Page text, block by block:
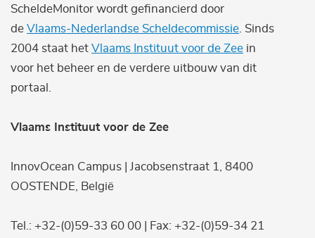
ScheldeMonitor wordt gefinancierd door
de Vlaams-Nederlandse Scheldecommissie . Sinds
2004 staat het Vlaams Instituut voor de Zee in
voor het beheer en de verdere uitbouw van dit
portaal.
Vlaams Instituut voor de Zee
InnovOcean Campus | Jacobsenstraat 1, 8400
OOSTENDE, België
Tel.: +32-(0)59-33 60 00 | Fax: +32-(0)59-34 21